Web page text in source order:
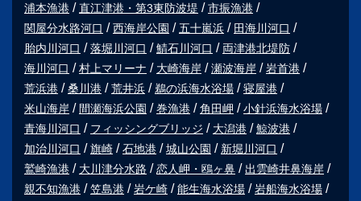
浦本漁港
直江津港・第3東防波堤
市振漁港
関屋分水路河口
西海岸公園 五十嵐浜
田海川河口
胎内川河口
落堀川河口 鯖石川河口
両津港北堤防
海川河口
村上マリーナ 大崎海岸 瀬波海岸
岩首港
荒浜港
桑川港 荒井浜 鵜の浜海水浴場
寝屋港
米山海岸
間瀬海浜公園 巻漁港 角田岬
小針浜海水浴場
青海川河口
フィッシングブリッジ 大潟港
鯨波港
加治川河口
旗崎 石地港 城山公園
新堀川河口
鷲崎漁港
大川津分水路 恋人岬・鴎ヶ鼻
出雲崎井鼻海岸
親不知漁港
笠島港 岩ケ崎 能生海水浴場
岩船海水浴場